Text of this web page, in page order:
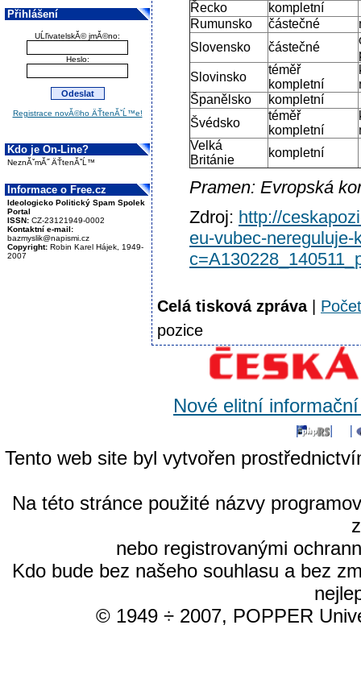
Přihlášení
UĹľivatelskĂ© jmĂ©no:
Heslo:
Registrace novĂ©ho ÄŤtenĂˇĹ™e!
Kdo je On-Line?
NeznĂˇmĂ˝ ÄŤtenĂˇĹ™
Informace o Free.cz
Ideologicko Politický Spam Spolek
Portal
ISSN: CZ-23121949-0002
Kontaktní e-mail:
bazmyslik@napismi.cz
Copyright: Robin Karel Hájek, 1949-
2007
Řecko
kompletní
Rumunsko
částečné
Slovensko
částečné
Slovinsko
téměř
kompletní
Španělsko
kompletní
Švédsko
téměř
kompletní
Velká
Británie
kompletní
Pramen: Evropská
Zdroj: http://
eu-vubec-
Celá tisková zpráva|
pozice
Nové elitní
Tento web site byl vytvořen
Na této stránce použité názvy
nebo registrovanými
Kdo bude bez našeho souhlasu a bez
© 1949 ÷ 2007, POPPER